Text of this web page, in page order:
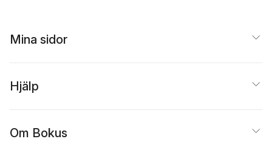
Mina sidor
Hjälp
Om Bokus